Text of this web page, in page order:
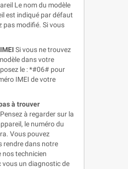
Le nom du modèle
est indiqué par défaut
pas modifié. Si vous
Si vous ne trouvez
dans votre
le : *#06# pour
IMEI de votre
à trouver
Pensez à regarder sur la
le numéro du
Vous pouvez
rendre dans notre
nos technicien
vous un diagnostic de